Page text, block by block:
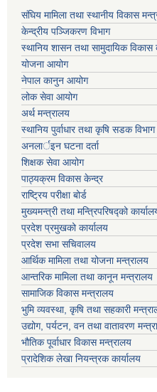
संघिय मामिला तथा स्थानीय विकास
केन्द्रीय पञ्जिकरण विभाग
स्थानिय शासन तथा सामुदायिक
योजना आयोग
नेपाल कानुन आयोग
लोक सेवा आयोग
अर्थ मन्त्रालय
स्थानिय पुर्वाधार तथा कृषि सडक विभाग
अनलार्इन घटना दर्ता
शिक्षक सेवा आयोग
पाठ्यक्रम विकास केन्द्र
राष्ट्रिय परीक्षा बोर्ड
मुख्यमन्त्री तथा मन्त्रिपरिषद्को
प्रदेश प्रमुखको कार्यालय
प्रदेश सभा सचिवालय
आर्थिक मामिला तथा योजना मन्त्रालय
आन्तरिक मामिला तथा कानून मन्त्रालय
सामाजिक विकास मन्त्रालय
भुमि व्यवस्था, कृषि तथा सहकारी
उद्योग, पर्यटन, वन तथा वातावरण
भौतिक पूर्वाधार विकास मन्त्रालय
प्रादेशिक लेखा नियन्त्रक कार्यालय